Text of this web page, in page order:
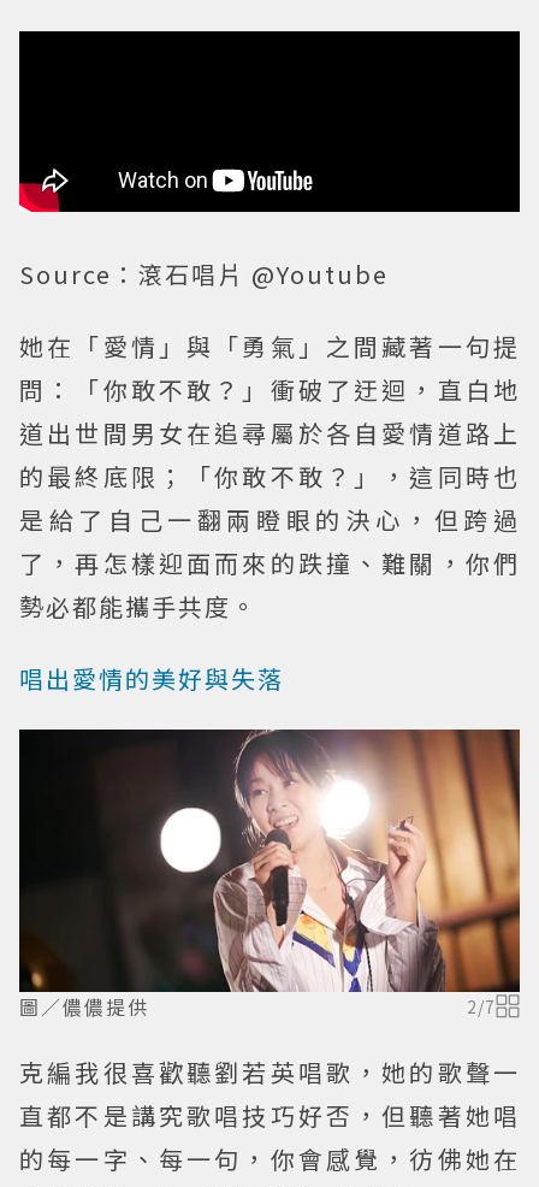
Source：滾石唱片 @Youtube
她在「愛情」與「勇氣」之間藏著一句提
問：「你敢不敢？」衝破了迂迴，直白地
道出世間男女在追尋屬於各自愛情道路上
的最終底限；「你敢不敢？」，這同時也
是給了自己一翻兩瞪眼的決心，但跨過
了，再怎樣迎面而來的跌撞、難關，你們
勢必都能攜手共度。
唱出愛情的美好與失落
圖／儂儂提供 2/7
克編我很喜歡聽劉若英唱歌，她的歌聲一
直都不是講究歌唱技巧好否，但聽著她唱
的每一字、每一句，你會感覺，彷佛她在